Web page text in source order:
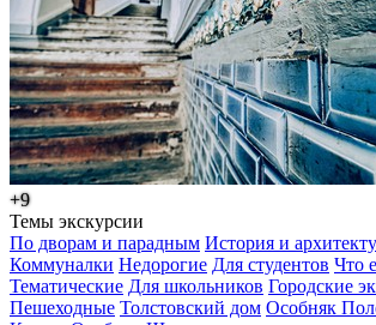
+9
Темы экскурсии
По дворам и парадным История и
Коммуналки Недорогие Для студентов Что
Тематические Для школьников Городские
Пешеходные Толстовский дом Особняк